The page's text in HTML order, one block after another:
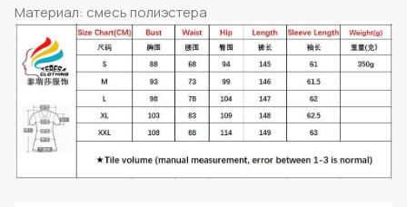
Материал: смесь полиэстера